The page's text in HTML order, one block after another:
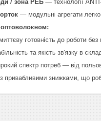
/ зона РЕБ — технології
— модульні агрегати
оптоволокном:
готовність до роботи
та якість зв'язку в
спектр потреб — від
привабливими знижками, що